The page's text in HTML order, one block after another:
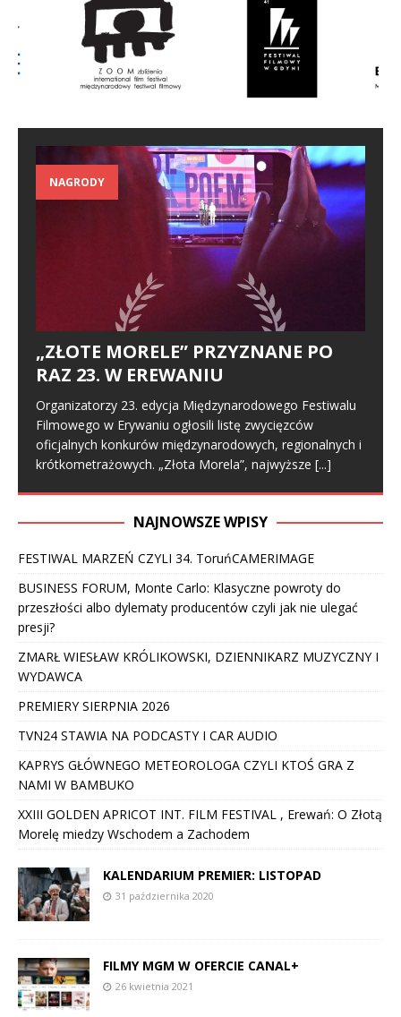
NAGRODY
„ZŁOTE MORELE” PRZYZNANE PO
RAZ 23. W EREWANIU
Organizatorzy 23. edycja Międzynarodowego Festiwalu
Filmowego w Erywaniu ogłosili listę zwycięzców
oficjalnych konkurów międzynarodowych, regionalnych i
krótkometrażowych. „Złota Morela”, najwyższe [...]
NAJNOWSZE WPISY
FESTIWAL MARZEŃ CZYLI 34. ToruńCAMERIMAGE
BUSINESS FORUM, Monte Carlo: Klasyczne powroty do
przeszłości albo dylematy producentów czyli jak nie ulegać
presji?
ZMARŁ WIESŁAW KRÓLIKOWSKI, DZIENNIKARZ MUZYCZNY I
WYDAWCA
PREMIERY SIERPNIA 2026
TVN24 STAWIA NA PODCASTY I CAR AUDIO
KAPRYS GŁÓWNEGO METEOROLOGA CZYLI KTOŚ GRA Z
NAMI W BAMBUKO
XXIII GOLDEN APRICOT INT. FILM FESTIVAL , Erewań: O Złotą
Morelę miedzy Wschodem a Zachodem
KALENDARIUM PREMIER: LISTOPAD
31 października 2020
FILMY MGM W OFERCIE CANAL+
26 kwietnia 2021